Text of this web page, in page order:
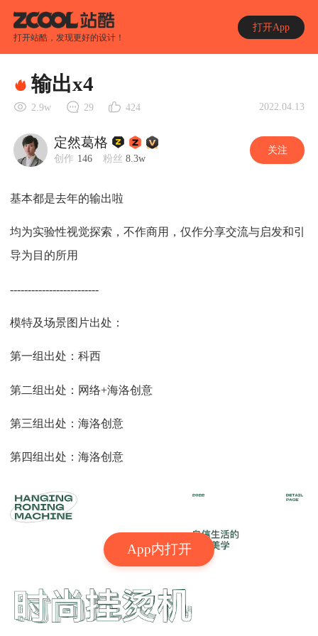
打开站酷，发现更好的设计！
打开App
App内打开
输出x4
2.9w 29 424 2022.04.13
定然葛格
创作 146 粉丝 8.3w
关注
基本都是去年的输出啦
均为实验性视觉探索，不作商用，仅作分享交流与启发和引
导为目的所用
-------------------------
模特及场景图片出处：
第一组出处：科西
第二组出处：网络+海洛创意
第三组出处：海洛创意
第四组出处：海洛创意